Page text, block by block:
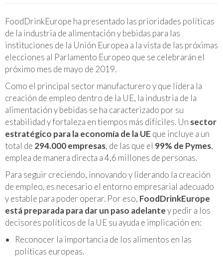
FoodDrinkEurope ha presentado las prioridades políticas
de la industria de alimentación y bebidas para las
instituciones de la Unión Europea a la vista de las próximas
elecciones al Parlamento Europeo que se celebrarán el
próximo mes de mayo de 2019.
Como el principal sector manufacturero y que lidera la
creación de empleo dentro de la UE, la industria de la
alimentación y bebidas se ha caracterizado por su
estabilidad y fortaleza en tiempos más difíciles. Un sector
estratégico para la economía de la UE que incluye a un
total de 294.000 empresas, de las que el 99% de Pymes,
emplea de manera directa a 4,6 millones de personas.
Para seguir creciendo, innovando y liderando la creación
de empleo, es necesario el entorno empresarial adecuado
y estable para poder operar. Por eso, FoodDrinkEurope
está preparada para dar un paso adelantey pedir a los
decisores políticos de la UE su ayuda e implicación en:
Reconocer la importancia de los alimentos en las
políticas europeas.